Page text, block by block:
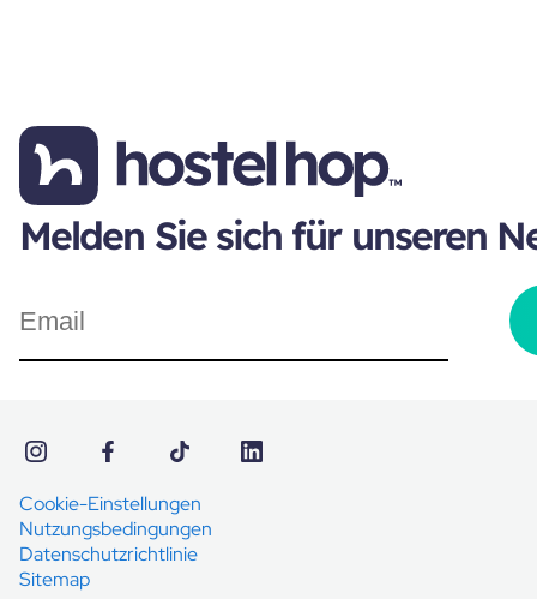
Melden Sie sich für unseren
Cookie-Einstellungen
Nutzungsbedingungen
Datenschutzrichtlinie
Sitemap